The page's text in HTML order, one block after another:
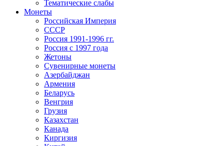
Тематические слабы
Монеты
Российская Империя
СССР
Россия 1991-1996 гг.
Россия с 1997 года
Жетоны
Сувенирные монеты
Азербайджан
Армения
Беларусь
Венгрия
Грузия
Казахстан
Канада
Киргизия